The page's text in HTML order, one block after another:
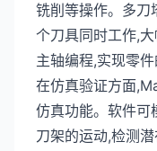
铣削等操作。多刀
个刀具同时工作,
主轴编程,实现零件
在仿真验证方面
仿真功能。软件可
刀架的运动,检测